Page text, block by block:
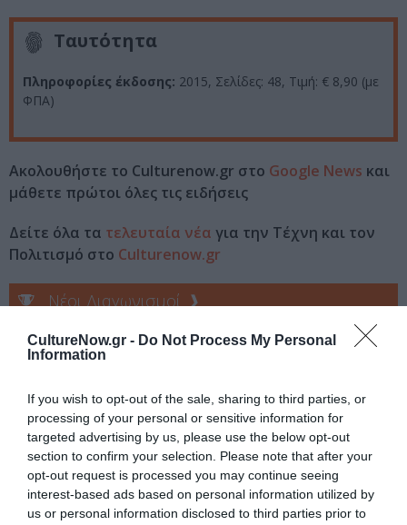
CultureNow.gr - Do Not Process My Personal
Information
If you wish to opt-out of the sale, sharing to third parties, or
processing of your personal or sensitive information for
targeted advertising by us, please use the below opt-out
section to confirm your selection. Please note that after your
opt-out request is processed you may continue seeing
interest-based ads based on personal information utilized by
us or personal information disclosed to third parties prior to
Ταυτότητα
Πληροφορίες έκδοσης: 2015, Σελίδες: 48, Τιμή: € 8,90 (με
ΦΠΑ)
Ακολουθήστε το Culturenow.gr στο Google News και
μάθετε πρώτοι όλες τις ειδήσεις
Δείτε όλα τα τελευταία νέα για την Τέχνη και τον
Πολιτισμό στο Culturenow.gr
Νέοι Διαγωνισμοί ❯
Tags
Newsletter
Κάθε βδομάδα στο e-mail σας τα τελευταία νέα για
την Τέχνη και τον Πολιτισμό!